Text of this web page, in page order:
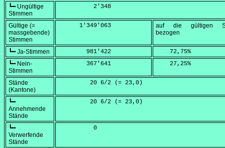
┗━ Ungültige
Stimmen
          2'348
Gültige (=
massgebende)
Stimmen
      1'349'063
auf die gültigen
bezogen
┗━ Ja-Stimmen
        981'422
    72,75
%
┗━ Nein-
Stimmen
        367'641
    27,25
%
Stände
(Kantone)
         20 6/2 (=
23,0 )
┗━
Annehmende
Stände
         20 6/2 (=
23,0 )
┗━
Verwerfende
Stände
          0